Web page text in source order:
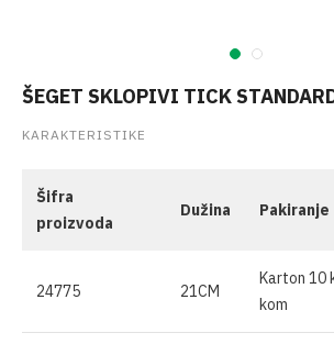
ŠEGET SKLOPIVI TICK
KARAKTERISTIKE
Šifra
proizvoda
Dužina Pakiranje
24775 21CM
Karton 10
kom